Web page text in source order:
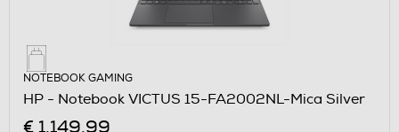
NOTEBOOK GAMING
HP - Notebook VICTUS 15-FA2002NL-Mica Silver
€ 1.149,99